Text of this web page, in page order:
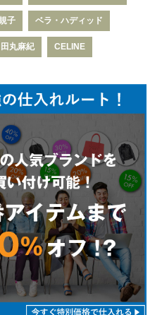
子 ベラ・ハディッド
田丸麻紀 CELINE